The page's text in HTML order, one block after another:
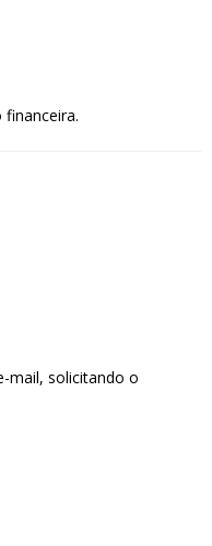
financeira.
mail, solicitando o